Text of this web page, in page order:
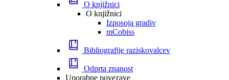
O knjižnici
O knjižnici
Izposoja gradiv
mCobiss
Bibliografije raziskovalcev
Odprta znanost
Uporabne povezave